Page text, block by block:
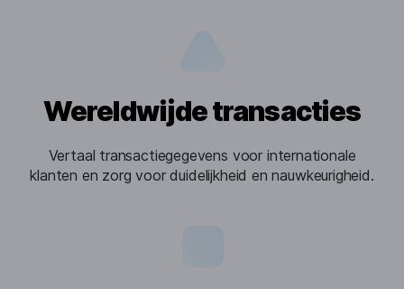
Wereldwijde transacties
Vertaal transactiegegevens voor internationale
klanten en zorg voor duidelijkheid en nauwkeurigheid.